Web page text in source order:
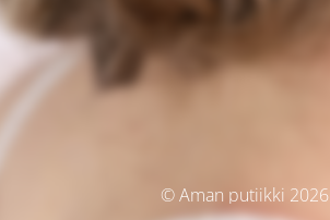
© Aman putiikki 2026